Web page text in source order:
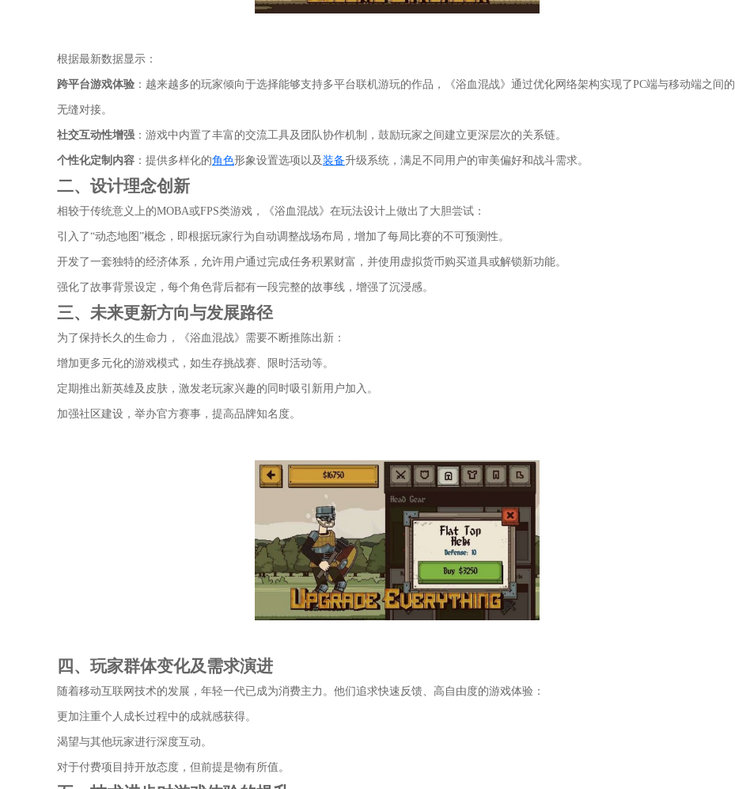
根据最新数据显示：
跨平台游戏体验 ：越来越多的玩家倾向于选择能够支持多平台联机游玩的作品，《浴血混战》通过优化网络架构实现了PC端与移动端之间的
无缝对接。
社交互动性增强 ：游戏中内置了丰富的交流工具及团队协作机制，鼓励玩家之间建立更深层次的关系链。
个性化定制内容 ：提供多样化的角色形象设置选项以及装备升级系统，满足不同用户的审美偏好和战斗需求。
二、设计理念创新
相较于传统意义上的MOBA或FPS类游戏，《浴血混战》在玩法设计上做出了大胆尝试：
引入了“动态地图”概念，即根据玩家行为自动调整战场布局，增加了每局比赛的不可预测性。
开发了一套独特的经济体系，允许用户通过完成任务积累财富，并使用虚拟货币购买道具或解锁新功能。
强化了故事背景设定，每个角色背后都有一段完整的故事线，增强了沉浸感。
三、未来更新方向与发展路径
为了保持长久的生命力，《浴血混战》需要不断推陈出新：
增加更多元化的游戏模式，如生存挑战赛、限时活动等。
定期推出新英雄及皮肤，激发老玩家兴趣的同时吸引新用户加入。
加强社区建设，举办官方赛事，提高品牌知名度。
四、玩家群体变化及需求演进
随着移动互联网技术的发展，年轻一代已成为消费主力。他们追求快速反馈、高自由度的游戏体验：
更加注重个人成长过程中的成就感获得。
渴望与其他玩家进行深度互动。
对于付费项目持开放态度，但前提是物有所值。